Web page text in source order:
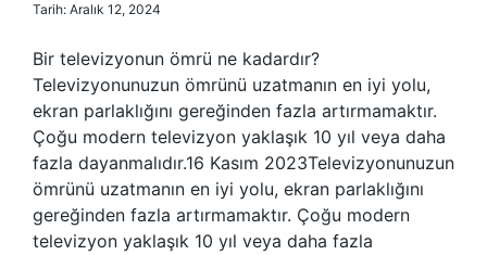
Tarih: Aralık 12, 2024
Bir televizyonun ömrü ne kadardır?
Televizyonunuzun ömrünü uzatmanın en iyi yolu,
ekran parlaklığını gereğinden fazla artırmamaktır.
Çoğu modern televizyon yaklaşık 10 yıl veya daha
fazla dayanmalıdır.16 Kasım 2023Televizyonunuzun
ömrünü uzatmanın en iyi yolu, ekran parlaklığını
gereğinden fazla artırmamaktır. Çoğu modern
televizyon yaklaşık 10 yıl veya daha fazla